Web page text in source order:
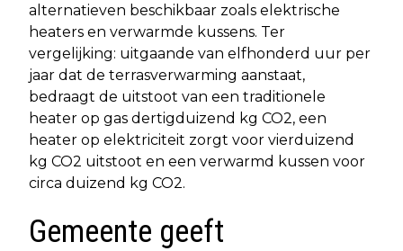
alternatieven beschikbaar zoals elektrische
heaters en verwarmde kussens. Ter
vergelijking: uitgaande van elfhonderd uur per
jaar dat de terrasverwarming aanstaat,
bedraagt de uitstoot van een traditionele
heater op gas dertigduizend kg CO2, een
heater op elektriciteit zorgt voor vierduizend
kg CO2 uitstoot en een verwarmd kussen voor
circa duizend kg CO2.
Gemeente geeft